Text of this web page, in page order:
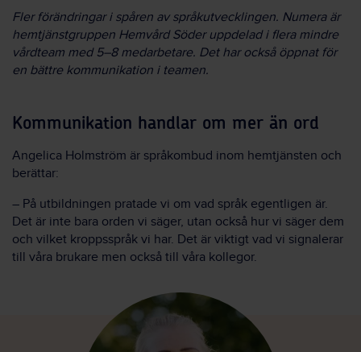
Fler förändringar i spåren av språkutvecklingen. Numera är
hemtjänstgruppen Hemvård Söder uppdelad i flera mindre
vårdteam med 5–8 medarbetare. Det har också öppnat för
en bättre kommunikation i teamen.
Kommunikation handlar om mer än ord
Angelica Holmström är språkombud inom hemtjänsten och
berättar:
– På utbildningen pratade vi om vad språk egentligen är.
Det är inte bara orden vi säger, utan också hur vi säger dem
och vilket kroppsspråk vi har. Det är viktigt vad vi signalerar
till våra brukare men också till våra kollegor.